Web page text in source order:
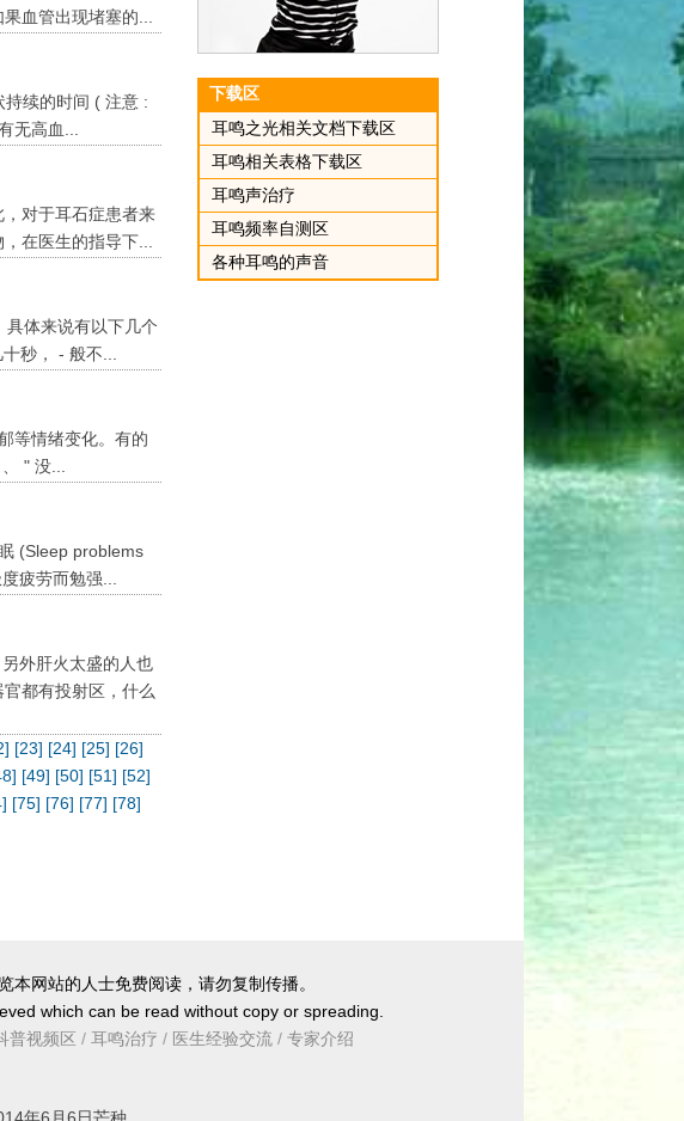
血管出现堵塞的...
续的时间 ( 注意 :
无高血...
对于耳石症患者来
在医生的指导下...
体来说有以下几个
秒， - 般不...
等情绪变化。有的
" 没...
(Sleep problems
疲劳而勉强...
外肝火太盛的人也
都有投射区，什么
[23] [24] [25] [26]
[49] [50] [51] [52]
[75] [76] [77] [78]
下载区
耳鸣之光相关文档下载区
耳鸣相关表格下载区
耳鸣声治疗
耳鸣频率自测区
各种耳鸣的声音
网站的人士免费阅读，请勿复制传播。
which can be read without copy or spreading.
普视频区 / 耳鸣治疗 / 医生经验交流 / 专家介绍
年6月6日芒种